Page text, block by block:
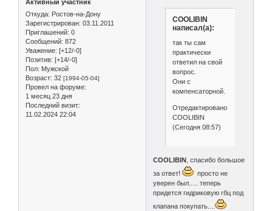
Активный участник
Откуда: Ростов-на-Дону
Зарегистрирован: 03.11.2011
Приглашений: 0
Сообщений: 872
Уважение: [+12/-0]
Позитив: [+14/-0]
Пол: Мужской
Возраст: 32 [1994-05-04]
Провел на форуме:
1 месяц 23 дня
Последний визит:
11.02.2024 22:04
COOLIBIN
написал(а):
так ты сам
практически
ответил на свой
вопрос.
Они с
компенсаторной.
Отредактировано
COOLIBIN
(Сегодня 08:57)
COOLIBIN , спасибо большое
за ответ!
просто не
уверен был..... теперь
придется гидриковую гбц под
клапана покупать....